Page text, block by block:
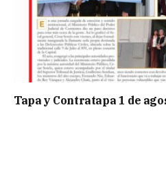
Tapa y Contratapa 1 de